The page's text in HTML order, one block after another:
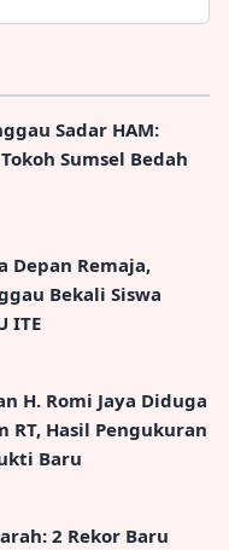
Sadar HAM:
Sumsel Bedah
Depan Remaja,
Bekali Siswa
ITE
H. Romi Jaya Diduga
RT, Hasil Pengukuran
Baru
2 Rekor Baru